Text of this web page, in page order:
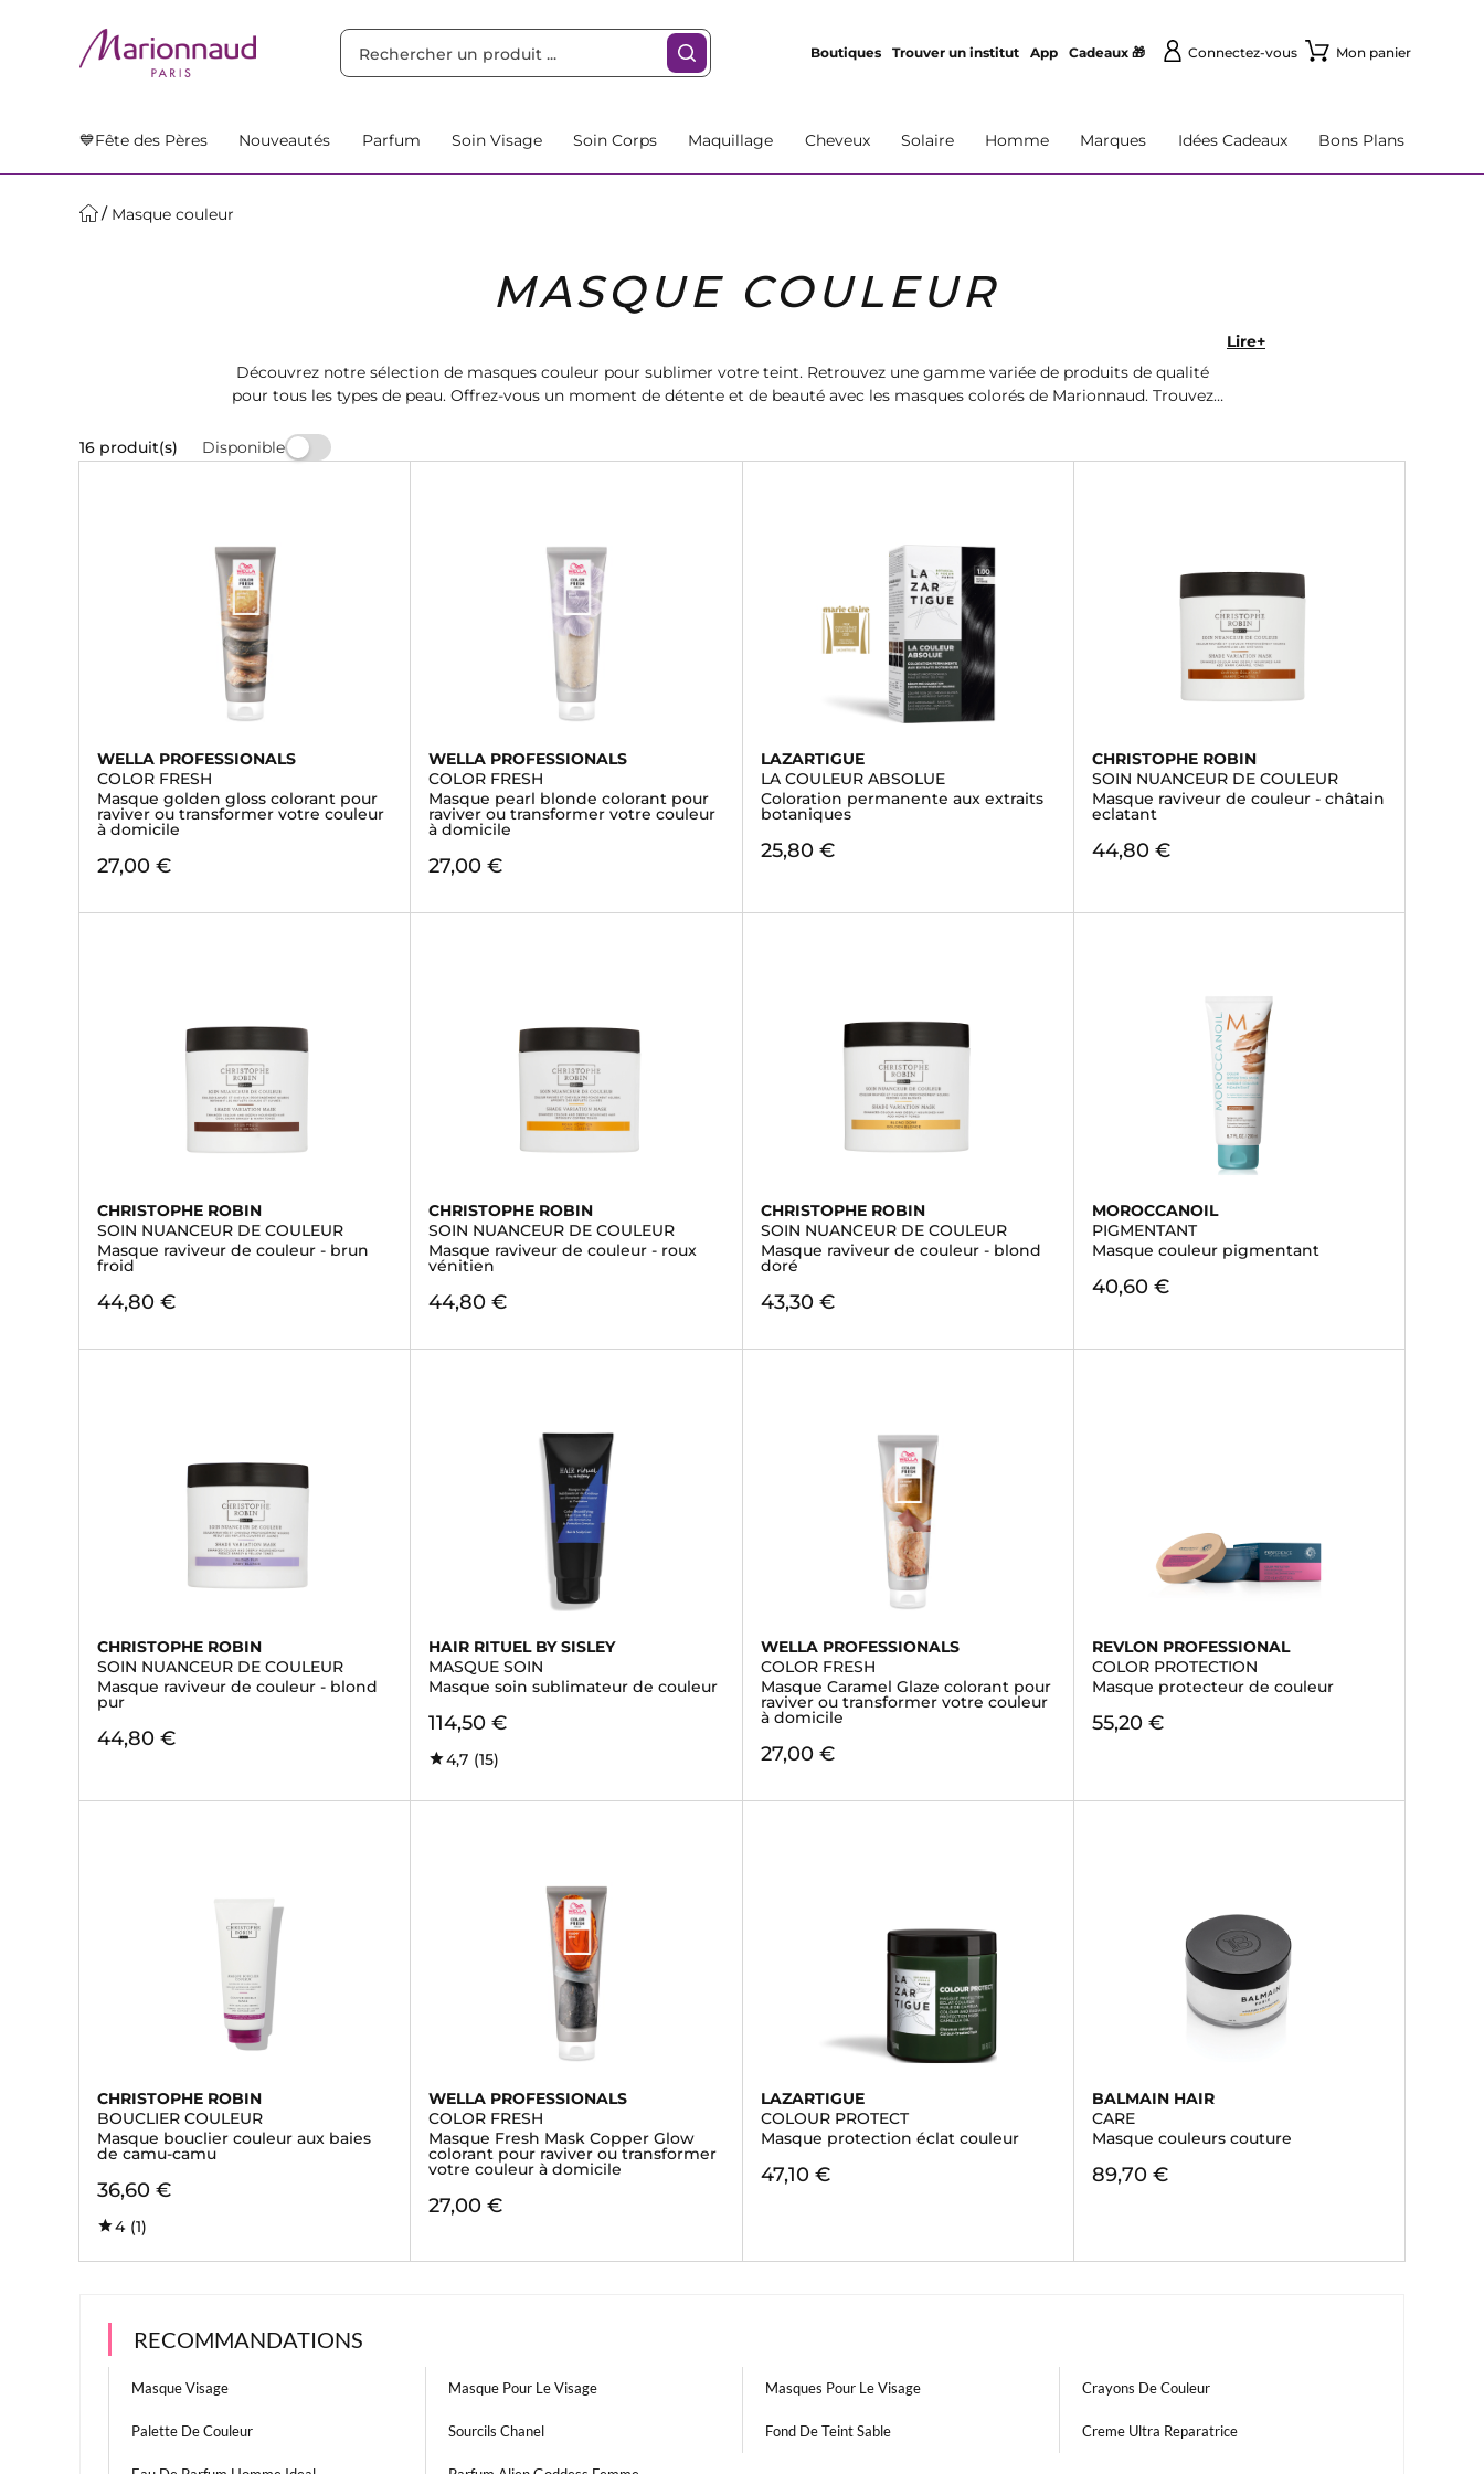
Boutiques Trouver un institut App Cadeaux 🎁 Connectez-vous Mon panier
💙Fête des Pères Nouveautés Parfum Soin Visage Soin Corps Maquillage Cheveux Solaire Homme Marques Idées Cadeaux Bons Plans
Masque couleur
MASQUE COULEUR
Découvrez notre sélection de masques couleur pour sublimer votre teint. Retrouvez une gamme variée de produits de qualité
pour tous les types de peau. Offrez-vous un moment de détente et de beauté avec les masques colorés de Marionnaud. Trouvez
Lire+
16 produit(s) Disponible
WELLA PROFESSIONALS
COLOR FRESH
Masque golden gloss colorant pour
raviver ou transformer votre couleur
à domicile
27,00 €
WELLA PROFESSIONALS
COLOR FRESH
Masque pearl blonde colorant pour
raviver ou transformer votre couleur
à domicile
27,00 €
LAZARTIGUE
LA COULEUR ABSOLUE
Coloration permanente aux extraits
botaniques
25,80 €
CHRISTOPHE ROBIN
SOIN NUANCEUR DE COULEUR
Masque raviveur de couleur - châtain
eclatant
44,80 €
CHRISTOPHE ROBIN
SOIN NUANCEUR DE COULEUR
Masque raviveur de couleur - brun
froid
44,80 €
CHRISTOPHE ROBIN
SOIN NUANCEUR DE COULEUR
Masque raviveur de couleur - roux
vénitien
44,80 €
CHRISTOPHE ROBIN
SOIN NUANCEUR DE COULEUR
Masque raviveur de couleur - blond
doré
43,30 €
MOROCCANOIL
PIGMENTANT
Masque couleur pigmentant
40,60 €
CHRISTOPHE ROBIN
SOIN NUANCEUR DE COULEUR
Masque raviveur de couleur - blond
pur
44,80 €
HAIR RITUEL BY SISLEY
MASQUE SOIN
Masque soin sublimateur de couleur
114,50 €
4,7 (15)
WELLA PROFESSIONALS
COLOR FRESH
Masque Caramel Glaze colorant pour
raviver ou transformer votre couleur
à domicile
27,00 €
REVLON PROFESSIONAL
COLOR PROTECTION
Masque protecteur de couleur
55,20 €
CHRISTOPHE ROBIN
BOUCLIER COULEUR
Masque bouclier couleur aux baies
de camu-camu
36,60 €
4 (1)
WELLA PROFESSIONALS
COLOR FRESH
Masque Fresh Mask Copper Glow
colorant pour raviver ou transformer
votre couleur à domicile
27,00 €
LAZARTIGUE
COLOUR PROTECT
Masque protection éclat couleur
47,10 €
BALMAIN HAIR
CARE
Masque couleurs couture
89,70 €
RECOMMANDATIONS
Masque Visage Masque Pour Le Visage Masques Pour Le Visage Crayons De Couleur
Palette De Couleur Sourcils Chanel Fond De Teint Sable Creme Ultra Reparatrice